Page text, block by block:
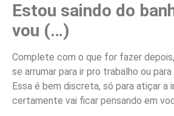
Estou saindo do
vou (…)
Complete com o que for fazer
se arrumar para ir pro trabalho ou
Essa é bem discreta, só para atiçar a
certamente vai ficar pensando em